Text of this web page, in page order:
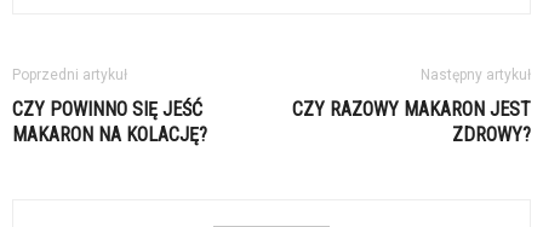
Poprzedni artykuł
CZY POWINNO SIĘ JEŚĆ
MAKARON NA KOLACJĘ?
Następny artykuł
CZY RAZOWY MAKARON JEST
ZDROWY?